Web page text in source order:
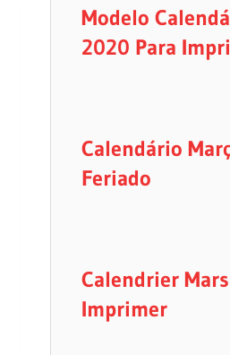
Modelo
2020 Para
Calendário
Feriado
Calendrier
Imprimer